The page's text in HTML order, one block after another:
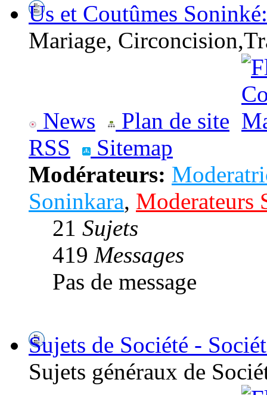
Us et Coutûmes
Mariage,
News
Plan de site
RSS
Sitemap
Modérateurs:
Soninkara, Moderateurs
21 Sujets
419 Messages
Pas de message
Sujets de Société -
Sujets généraux de